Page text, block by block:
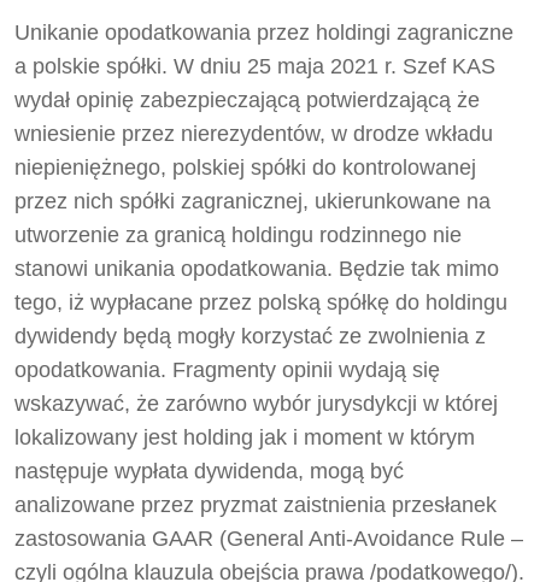
Unikanie opodatkowania przez holdingi zagraniczne
a polskie spółki. W dniu 25 maja 2021 r. Szef KAS
wydał opinię zabezpieczającą potwierdzającą że
wniesienie przez nierezydentów, w drodze wkładu
niepieniężnego, polskiej spółki do kontrolowanej
przez nich spółki zagranicznej, ukierunkowane na
utworzenie za granicą holdingu rodzinnego nie
stanowi unikania opodatkowania. Będzie tak mimo
tego, iż wypłacane przez polską spółkę do holdingu
dywidendy będą mogły korzystać ze zwolnienia z
opodatkowania. Fragmenty opinii wydają się
wskazywać, że zarówno wybór jurysdykcji w której
lokalizowany jest holding jak i moment w którym
następuje wypłata dywidenda, mogą być
analizowane przez pryzmat zaistnienia przesłanek
zastosowania GAAR (General Anti‑Avoidance Rule –
czyli ogólna klauzula obejścia prawa /podatkowego/).